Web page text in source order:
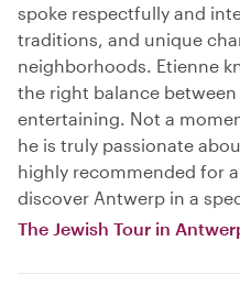
spoke respectfully and
traditions, and unique
neighborhoods. Etienne
the right balance
entertaining. Not a
he is truly passionate
highly recommended for
discover Antwerp in a
The Jewish Tour in